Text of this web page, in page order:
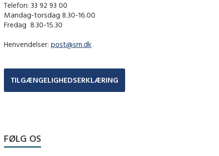
Telefon: 33 92 93 00
Mandag-torsdag 8.30-16.00
Fredag ​ 8.30-15.30
Henvendelser: post@sm.dk
TILGÆNGELIGHEDSERKLÆRING
FØLG OS